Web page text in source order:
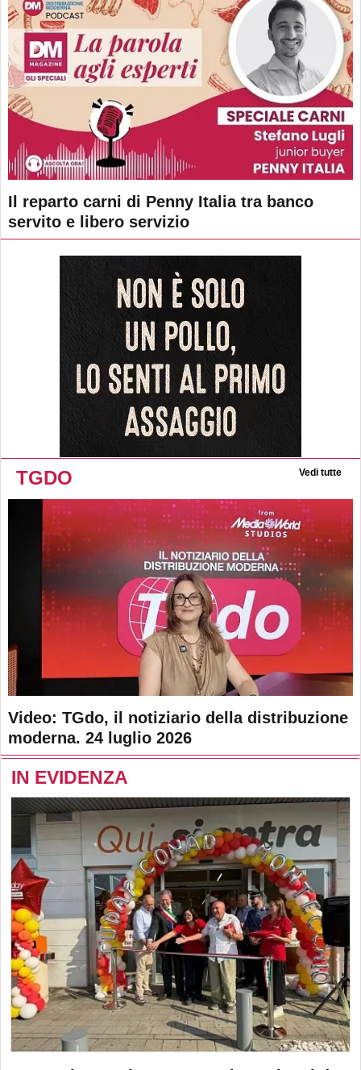
Il reparto carni di Penny Italia tra banco
servito e libero servizio
TGDO Vedi tutte
Video: TGdo, il notiziario della distribuzione
moderna. 24 luglio 2026
IN EVIDENZA